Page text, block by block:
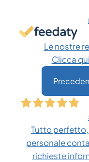
scelte
prodotto
Le nostre
Clicca
Tutto
personale
richieste